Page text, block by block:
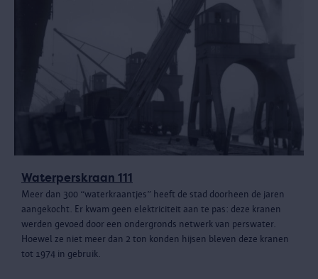
Waterperskraan 111
Meer dan 300 “waterkraantjes” heeft de stad doorheen de jaren
aangekocht. Er kwam geen elektriciteit aan te pas: deze kranen
werden gevoed door een ondergronds netwerk van perswater.
Hoewel ze niet meer dan 2 ton konden hijsen bleven deze kranen
tot 1974 in gebruik.